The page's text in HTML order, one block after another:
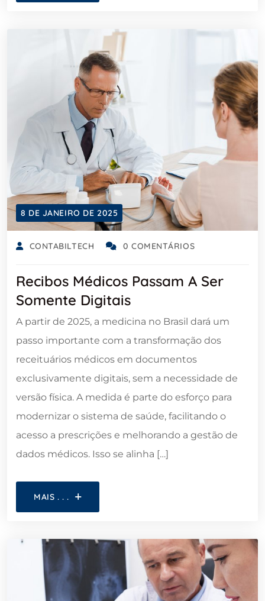
8 DE JANEIRO DE 2025
CONTABILTECH 0 COMENTÁRIOS
Recibos Médicos Passam A Ser
Somente Digitais
A partir de 2025, a medicina no Brasil dará um
passo importante com a transformação dos
receituários médicos em documentos
exclusivamente digitais, sem a necessidade de
versão física. A medida é parte do esforço para
modernizar o sistema de saúde, facilitando o
acesso a prescrições e melhorando a gestão de
dados médicos. Isso se alinha […]
MAIS . . .